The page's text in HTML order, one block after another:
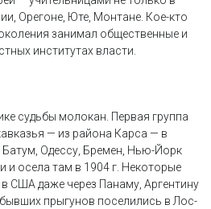
Орегоне, Юте, Монтане. Кое-кто
занимал общественные и
институтах власти.
судьбы молокан. Первая группа
— из района Карса — в
Батум, Одессу, Бремен, Нью-Йорк
и осела там в 1904 г. Некоторые
США даже через Панаму, Аргентину
прыгунов поселились в Лос-